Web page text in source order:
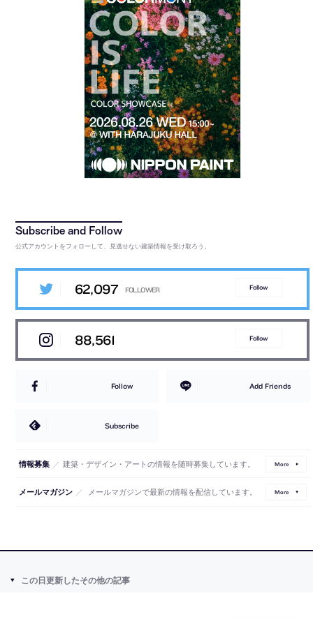
公式アカウントをフォローして、見逃せない建築情報を受け取ろう。
62,097 Follow
88,561 Follow
Follow Add Friends
Subscribe
情報募集 ／ 建築・デザイン・アートの情報を随時募集しています。 More
メールマガジン ／ メールマガジンで最新の情報を配信しています。 More
この日更新したその他の記事